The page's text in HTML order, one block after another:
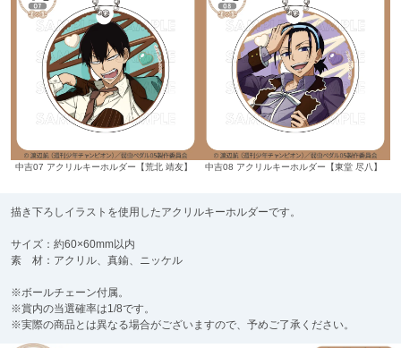
中吉07 アクリルキーホルダー【荒北 靖友】 中吉08 アクリルキーホルダー【東堂 尽八】
描き下ろしイラストを使用したアクリルキーホルダーです。
サイズ：約60×60mm以内
素 材：アクリル、真鍮、ニッケル
※ボールチェーン付属。
※賞内の当選確率は1/8です。
※実際の商品とは異なる場合がございますので、予めご了承ください。